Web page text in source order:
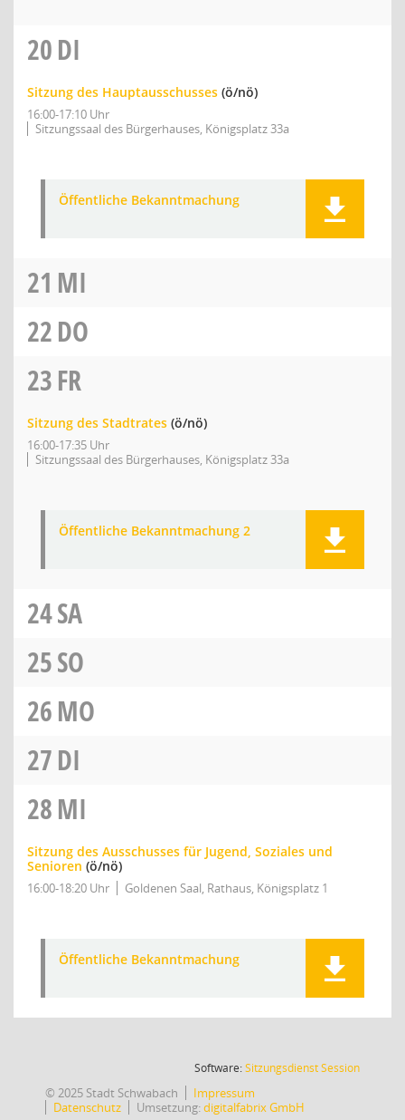
20DI
Sitzung des Hauptausschusses (ö/nö)
16:00-17:10 Uhr
Sitzungssaal des Bürgerhauses, Königsplatz 33a
Öffentliche Bekanntmachung
21 MI
22DO
23FR
Sitzung des Stadtrates (ö/nö)
16:00-17:35 Uhr
Sitzungssaal des Bürgerhauses, Königsplatz 33a
Öffentliche Bekanntmachung 2
24SA
25SO
26MO
27DI
28MI
Sitzung des Ausschusses für Jugend, Soziales und
Senioren (ö/nö)
16:00-18:20 Uhr Goldenen Saal, Rathaus, Königsplatz 1
Öffentliche Bekanntmachung
Software:SitzungsdienstSession(Wird in
© 2025 Stadt Schwabach
Impressum
Datenschutz
Umsetzung:digitalfabrix GmbH